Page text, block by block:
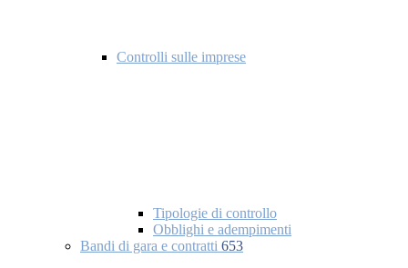
Controlli sulle imprese
Tipologie di controllo
Obblighi e adempimenti
Bandi di gara e contratti 653